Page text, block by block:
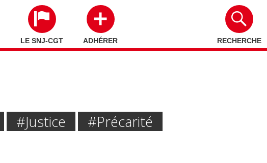
LE SNJ-CGT ADHÉRER RECHERCHE
#Justice #Précarité